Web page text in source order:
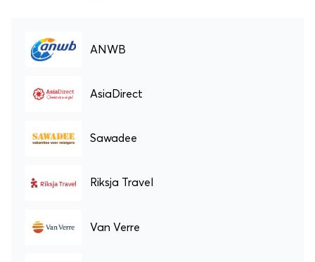
ANWB
AsiaDirect
Sawadee
Riksja Travel
Van Verre